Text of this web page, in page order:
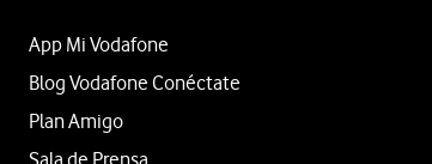
App Mi Vodafone
Blog Vodafone Conéctate
Plan Amigo
Sala de Prensa